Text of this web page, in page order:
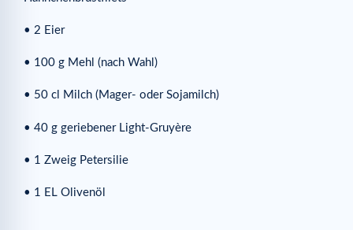
• 2 Eier
• 100 g Mehl (nach Wahl)
• 50 cl Milch (Mager- oder Sojamilch)
• 40 g geriebener Light-Gruyère
• 1 Zweig Petersilie
• 1 EL Olivenöl